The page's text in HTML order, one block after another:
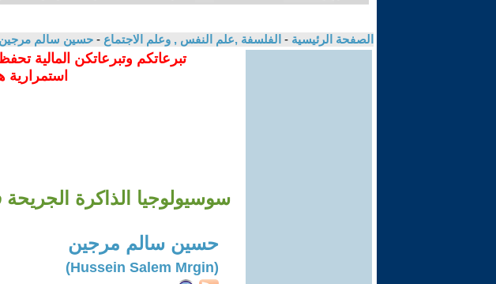
الصفحة الرئيسية - الفلسفة ,علم النفس , وعلم الاجتماع - حسين سالم مرجين
تبرعاتكم وتبرعاتكن المالية
استمرارية
سوسيولوجيا الذاكرة
حسين سالم مرجين
(Hussein Salem Mrgin)